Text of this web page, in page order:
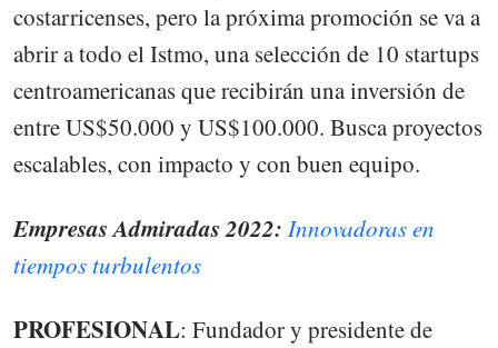
costarricenses, pero la próxima promoción se va a
abrir a todo el Istmo, una selección de 10 startups
centroamericanas que recibirán una inversión de
entre US$50.000 y US$100.000. Busca proyectos
escalables, con impacto y con buen equipo.
Empresas Admiradas 2022: Innovadoras en
tiempos turbulentos
PROFESIONAL: Fundador y presidente de